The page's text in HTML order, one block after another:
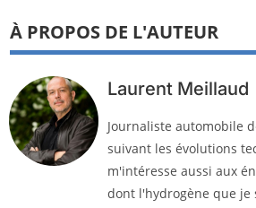
À PROPOS DE L'AUTEUR
Laurent Meillaud
Journaliste automobile
suivant les évolutions
m'intéresse aussi aux
dont l'hydrogène que je